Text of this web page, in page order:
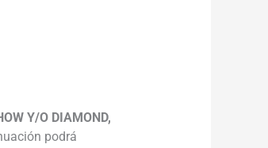
Y/O DIAMOND,
podrá